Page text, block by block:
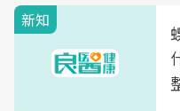
新知